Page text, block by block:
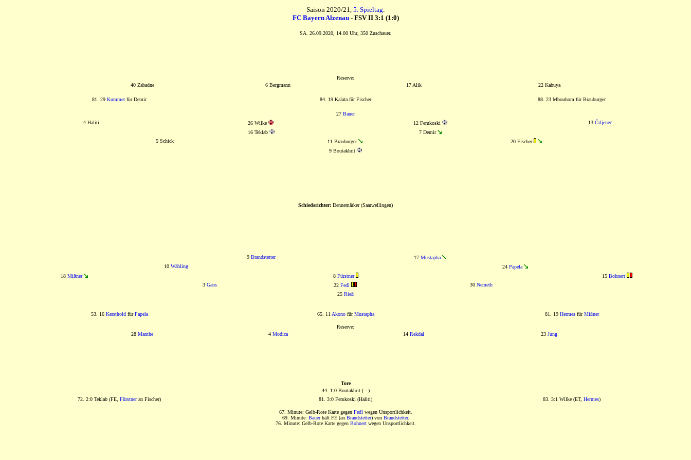
Saison 2020/21, 5. Spieltag:
FC Bayern Alzenau- FSV II 3:1 (1:0)
SA. 26.09.2020, 14.00 Uhr, 350 Zuschauer.
Reserve:
40 Zabadne
6 Bergmann 17 Alik 22 Kabuya
81. 29 Kummerfür Demir 84. 19 Kalata für Fischer 88. 23 Mbouhom für Brauburger
27 Bauer
4 Haliti
26 Wilke 12 Ferukoski 13 Črljenec
16 Teklab
7 Demir
5 Schick
11 Brauburger
20 Fischer
9 Boutakhrit
Schiedsrichter: Dennemärker (Saarwellingen)
9 Brandstetter 17 Mustapha
10 Wähling 24 Papela
18 Mißner 8 Fürstner 15 Bohnert
3 Gans 22 Fedl 30 Nemeth
25 Rieß
53. 16 KerstholdfürPapela 65. 11 AkonofürMustapha 81. 19 HermesfürMißner
Reserve:
28 Manthe 4 Modica 14 Rekdal 23 Jung
Tore
44. 1:0 Boutakhrit ( - )
72. 2:0 Teklab (FE, Fürstneran Fischer) 81. 3:0 Ferukoski (Haliti) 83. 3:1 Wilke (ET, Hermes)
67. Minute: Gelb-Rote Karte gegen Fedl wegen Unsportlichkeit.
69. Minute: Bauerhält FE (an Brandstetter) von Brandstetter.
76. Minute: Gelb-Rote Karte gegen Bohnertwegen Unsportlichkeit.